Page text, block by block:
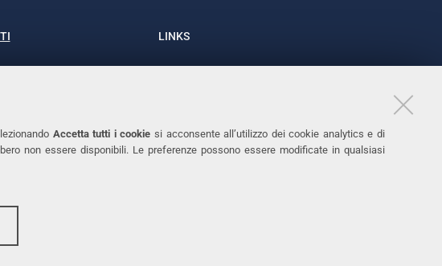
Accetta tutti i cookie si acconsente all’utilizzo dei cookie analytics e di
non essere disponibili. Le preferenze possono essere modificate in qualsiasi
0532 293111
LINKS
Accessibilità
Cookies